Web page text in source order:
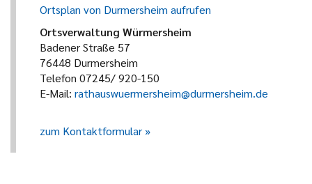
Ortsplan von Durmersheim aufrufen
Ortsverwaltung Würmersheim
Badener Straße 57
76448 Durmersheim
Telefon 07245/ 920-150
E-Mail: rathauswuermersheim@durmersheim.de
zum Kontaktformular